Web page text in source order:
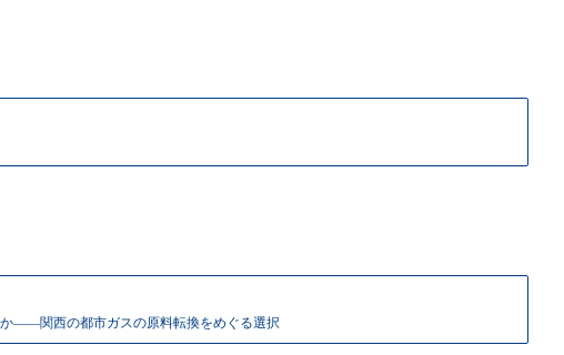
——関西の都市ガスの原料転換をめぐる選択